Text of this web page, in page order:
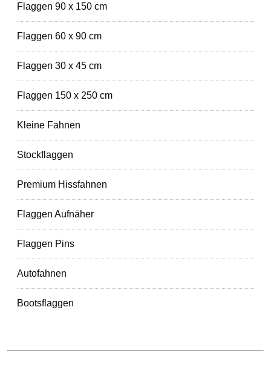
Flaggen 90 x 150 cm
Flaggen 60 x 90 cm
Flaggen 30 x 45 cm
Flaggen 150 x 250 cm
Kleine Fahnen
Stockflaggen
Premium Hissfahnen
Flaggen Aufnäher
Flaggen Pins
Autofahnen
Bootsflaggen